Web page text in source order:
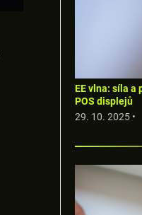
EE vlna: síla a
POS displejů
29. 10. 2025 •